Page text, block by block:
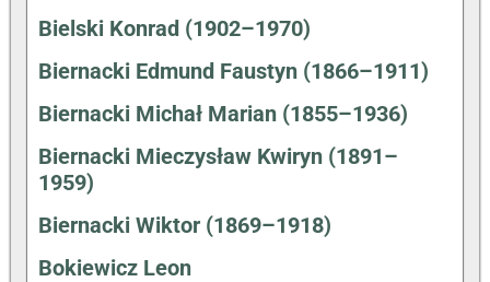
Bielski Konrad (1902–1970)
Biernacki Edmund Faustyn (1866–1911)
Biernacki Michał Marian (1855–1936)
Biernacki Mieczysław Kwiryn (1891–
1959)
Biernacki Wiktor (1869–1918)
Bokiewicz Leon